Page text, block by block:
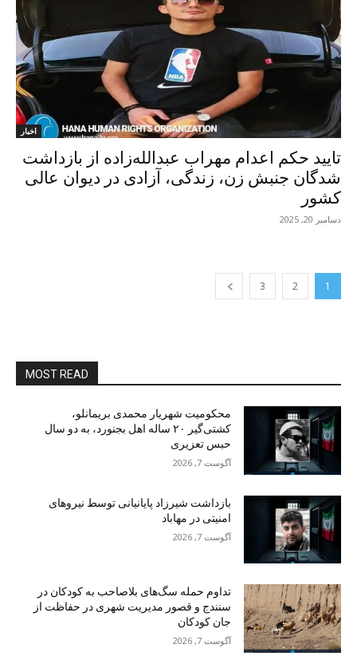
اخبار
تایید حکم اعدام مهراب عبداللەزادە از بازداشت
شدگان جنبش زن، زندگی، آزادی در دیوان عالی
کشور
دسامبر 20, 2025
1
2
3
MOST READ
محکومیت شهریار محمدی بریمانلو،
کشتی‌گیر ۲۰ ساله اهل بجنورد، به دو سال
حبس تعزیری
آگوست 7, 2026
بازداشت شیرزاد پایانیانی توسط نیروهای
امنیتی در مهاباد
آگوست 7, 2026
تداوم حمله سگ‌های بلاصاحب به کودکان در
سنندج و قصور مدیریت شهری در حفاظت از
جان کودکان
آگوست 7, 2026